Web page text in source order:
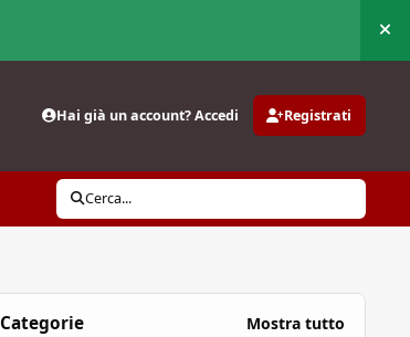
Hai già un account? Accedi Registrati
Cerca...
Categorie Mostra tutto